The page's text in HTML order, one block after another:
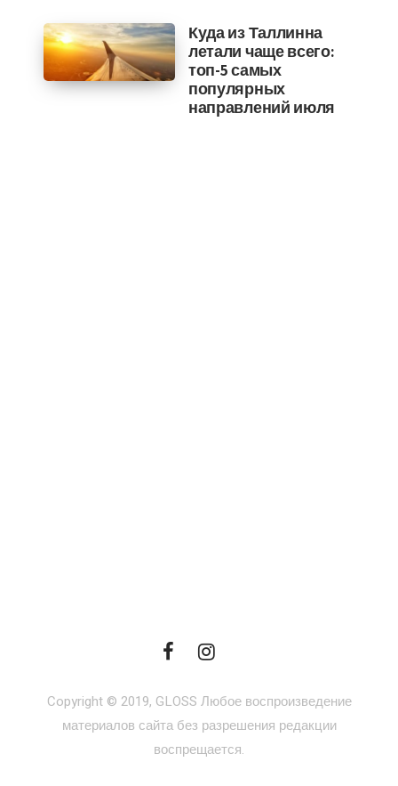
Куда из Таллинна
летали чаще всего:
топ-5 самых
популярных
направлений июля
Copyright © 2019, GLOSS Любое воспроизведение
материалов сайта без разрешения редакции
воспрещается.